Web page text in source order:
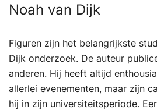
Noah van Dijk
Figuren zijn het belangrijkste
Dijk onderzoek. De auteur
anderen. Hij heeft altijd
allerlei evenementen, maar zijn
hij in zijn universiteitsperiode.